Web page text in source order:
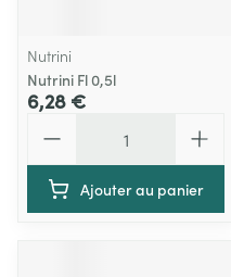
Nutrini
Nutrini Fl 0,5l
6,28 €
Ajouter au panier